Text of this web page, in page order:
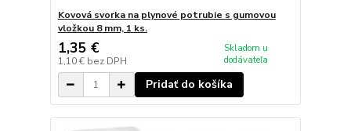
Kovová svorka na plynové potrubie s gumovou
vložkou 8 mm, 1 ks.
1,35 €
1,10 € bez DPH
Skladom u
dodávateľa
Pridať do košíka